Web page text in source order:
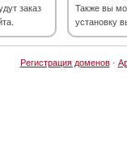
заказ
Также вы
установку
Регистрация доменов·